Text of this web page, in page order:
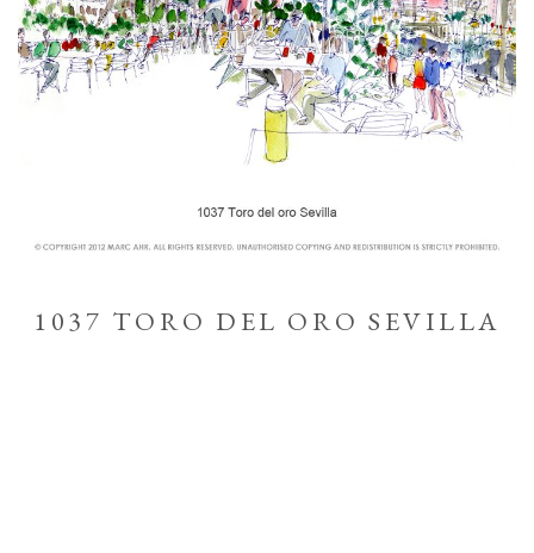
1037 TORO DEL ORO SEVILLA